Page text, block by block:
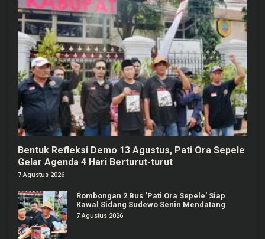
Bentuk Refleksi Demo 13 Agustus, Pati Ora Sepele
Gelar Agenda 4 Hari Berturut-turut
7 Agustus 2026
Rombongan 2 Bus ‘Pati Ora Sepele’ Siap
Kawal Sidang Sudewo Senin Mendatang
7 Agustus 2026